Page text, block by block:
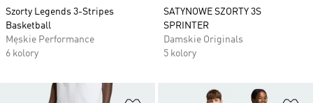
Szorty Legends 3-Stripes
Basketball
Męskie Performance
6 kolory
SATYNOWE SZORTY 3S
SPRINTER
Damskie Originals
5 kolory